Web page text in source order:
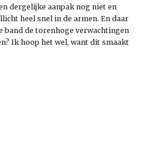
dergelijke aanpak nog niet en
heel snel in de armen. En daar
band de torenhoge verwachtingen
Ik hoop het wel, want dit smaakt